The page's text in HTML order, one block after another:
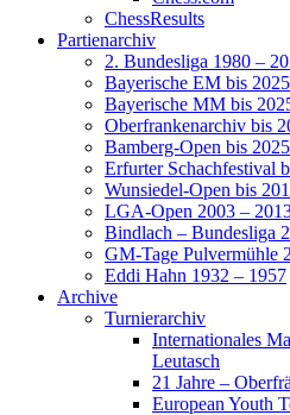
ChessResults
Partienarchiv
2. Bundesliga 1980 –
Bayerische EM bis 2025
Bayerische MM bis
Oberfrankenarchiv bis
Bamberg-Open bis 2025
Erfurter Schachfestival
Wunsiedel-Open bis
LGA-Open 2003 –
Bindlach – Bundesliga
GM-Tage Pulvermühle
Eddi Hahn 1932 – 1957
Archive
Turnierarchiv
Internationales
Leutasch
21 Jahre –
European Youth